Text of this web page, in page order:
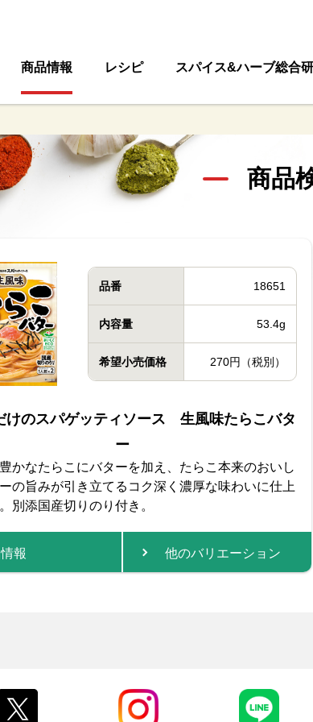
商品情報 レシピ スパイス&ハーブ総合
商品
品番 18651
内容量 53.4g
希望小売価格 270円（税別）
けのスパゲッティソース 生風味たらこバタ
ー
かなたらこにバターを加え、たらこ本来のおいし
の旨みが引き立てるコク深く濃厚な味わいに仕上
別添国産切りのり付き。
報 他のバリエーション